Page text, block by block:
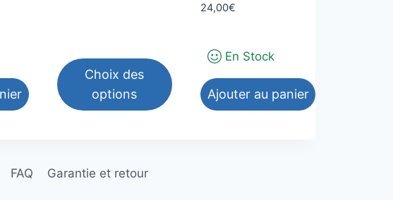
Choix des
options
plusieurs
24,00€
En Stock
Ajouter au panier
FAQ Garantie et retour